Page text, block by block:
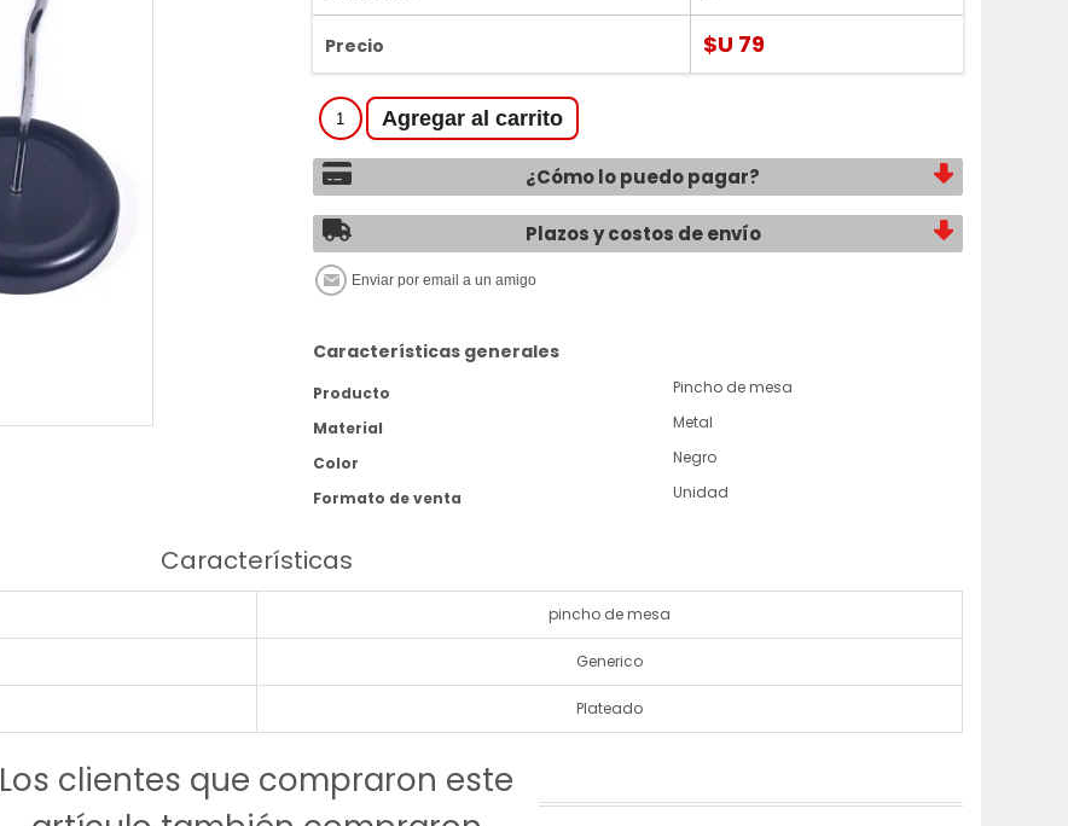
Precio $U 79
¿Cómo lo puedo pagar?
Plazos y costos de envío
Características generales
Producto
Pincho de mesa
Material
Metal
Color
Negro
Formato de venta
Unidad
Características
pincho de mesa
Generico
Plateado
Los clientes que compraron este